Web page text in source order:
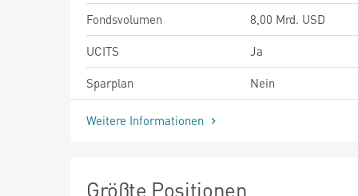
Fondsvolumen
8,00 Mrd. USD
UCITS
Ja
Sparplan
Nein
Weitere Informationen
Größte Positionen